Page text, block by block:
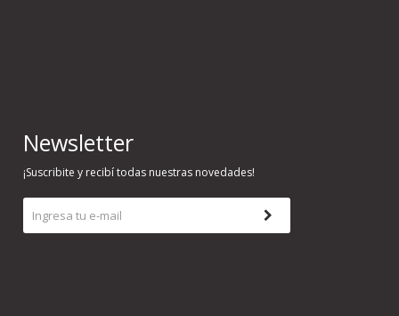
Newsletter
¡Suscribite y recibí todas nuestras novedades!